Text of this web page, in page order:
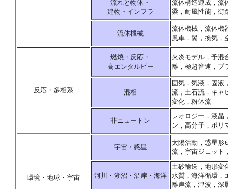
流れと物体・
建物・インフラ
流体構造連成，流
梁，耐風性能，街
流体機械
流体機械，流体機
風車，翼，換気，
反応・多相系
燃焼・反応・
高エンタルピー
火炎モデル，予混
離，極超音速，プ
混相
固気，気液，固液
流，土石流，キャ
変化，粉体流
非ニュートン
レオロジー，液晶
ン，高分子，ポリ
環境・地球・宇宙
宇宙・惑星
太陽活動，惑星形
流，宇宙ジェット
河川・湖沼・沿岸・海洋
土砂輸送，地形変
水質，海洋循環，
離岸流，津波，深